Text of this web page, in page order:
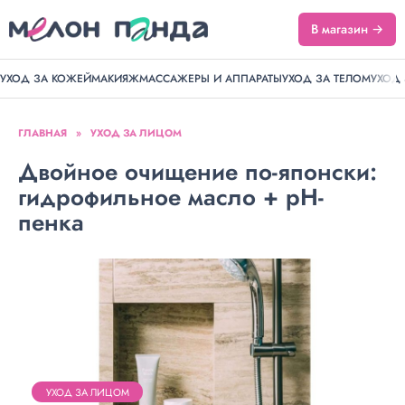
В магазин →
УХОД ЗА КОЖЕЙМАКИЯЖМАССАЖЕРЫ И АППАРАТЫУХОД ЗА ТЕЛОМУХОД
ГЛАВНАЯ » УХОД ЗА ЛИЦОМ
Двойное очищение по-японски:
гидрофильное масло + pH-
пенка
УХОД ЗА ЛИЦОМ